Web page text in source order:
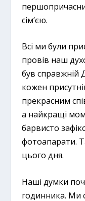
сім’єю.
Всі ми були
провів наш
був справжній
кожен
прекрасним
а найкращі
барвисто
фотоапарати.
цього дня.
Наші думки
годинника. Ми